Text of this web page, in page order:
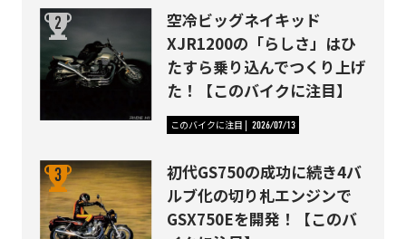
空冷ビッグネイキッド
XJR1200の「らしさ」はひ
たすら乗り込んでつくり上げ
た！【このバイクに注目】
このバイクに注目 2026/07/13
初代GS750の成功に続き4バ
ルブ化の切り札エンジンで
GSX750Eを開発！【このバ